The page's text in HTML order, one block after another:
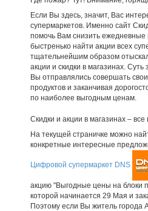
Если Вы здесь, значит, Вас
супермаркетов. Именно сайт
помочь Вам снизить ежедневные
быстренько найти акции всех
тщательнейшим образом
акции и скидки в магазинах.
Вы отправлялись совершать
продуктов и заканчивая
по наиболее выгодным ценам.
Скидки и акции в магазинах –
На текущей страничке можно
конкретные интересные
Цифровой супермаркет DNS
акцию "Выгодные цены на блоки
которой начинается 29 Мая и
Поэтому если Вы житель города